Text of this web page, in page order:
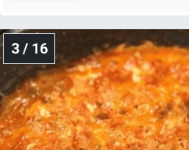
3 / 16